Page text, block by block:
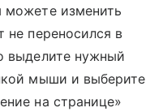
можете изменить
не переносился в
выделите нужный
мыши и выберите
на странице»